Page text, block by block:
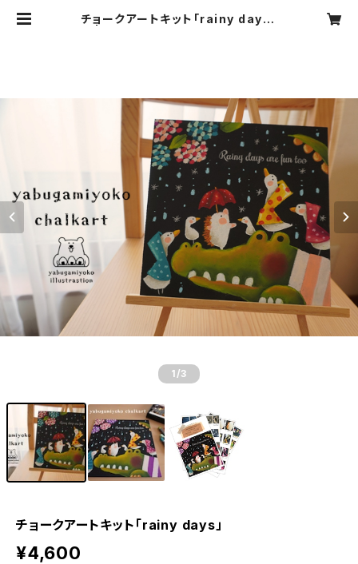
チョークアートキット「rainy days」
1 /3
チョークアートキット「rainy days」
¥4,600